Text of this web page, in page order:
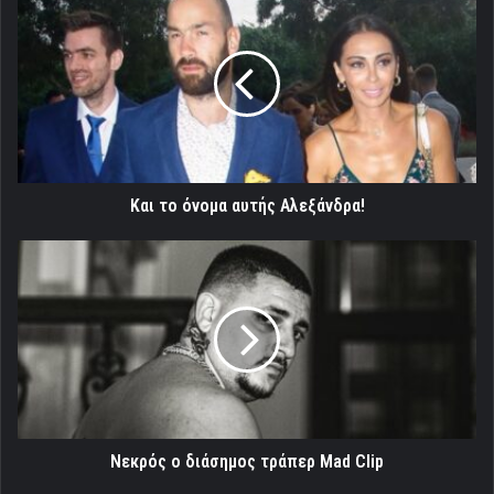
το
όνομα
Αλεξάνδρα!
Και το όνομα αυτής Αλεξάνδρα!
διάσημος
τράπερ
Mad
Clip
Νεκρός ο διάσημος τράπερ Mad Clip